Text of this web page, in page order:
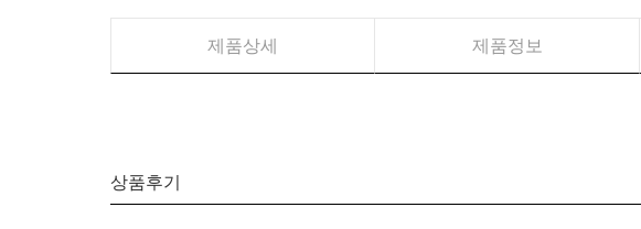
제품상세 제품정보
상품후기